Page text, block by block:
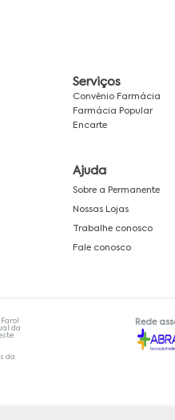
Serviços
Convênio Farmácia
Farmácia Popular
Encarte
Ajuda
Sobre a Permanente
Nossas Lojas
Trabalhe conosco
Fale conosco
da
da
Rede